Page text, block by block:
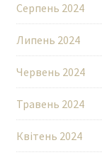
Серпень 2024
Липень 2024
Червень 2024
Травень 2024
Квітень 2024